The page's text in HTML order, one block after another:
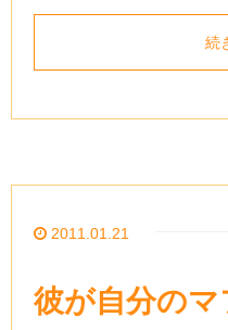
続
2011.01.21
彼が自分の